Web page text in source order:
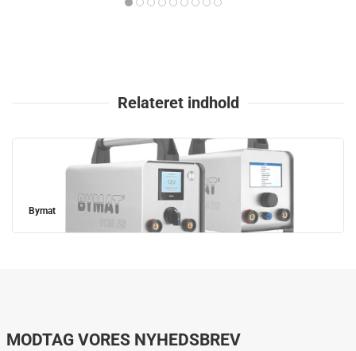
Relateret indhold
Bymat
MODTAG VORES NYHEDSBREV